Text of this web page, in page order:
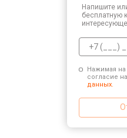
Напишите
бесплатную
Нажимая на
согласие
данных.